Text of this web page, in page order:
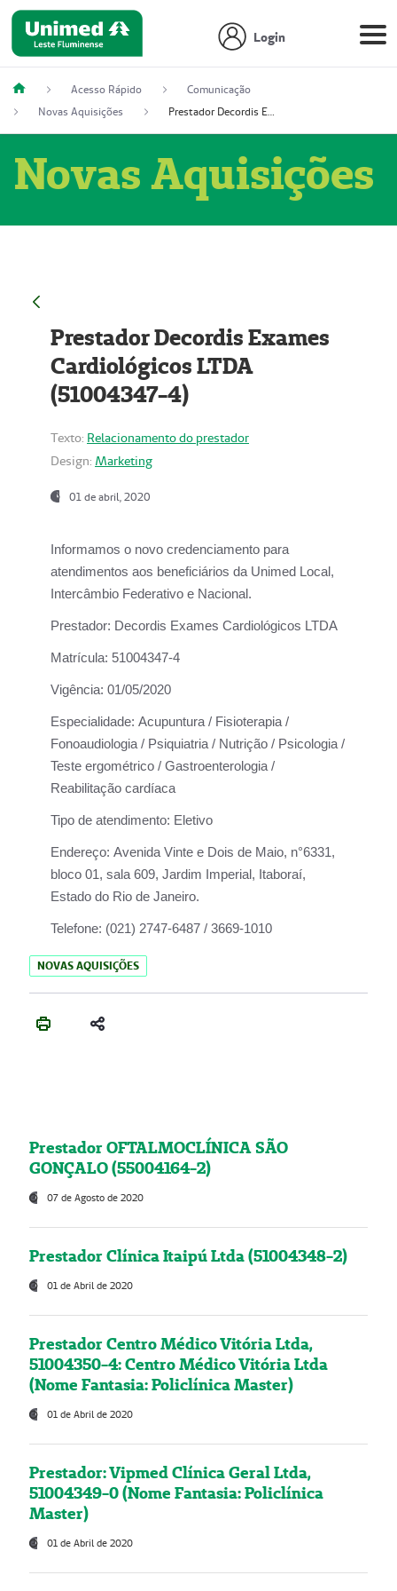
Login
Acesso Rápido
Comunicação
Novas Aquisições
Prestador Decordis Exames Cardiológicos LTDA (51004347-4)
Novas Aquisições
Prestador Decordis Exames
Cardiológicos LTDA
(51004347-4)
Texto: Relacionamento do prestador
Design: Marketing
01 de abril, 2020
Informamos o novo credenciamento para
atendimentos aos beneficiários da Unimed Local,
Intercâmbio Federativo e Nacional.
Prestador: Decordis Exames Cardiológicos LTDA
Matrícula: 51004347-4
Vigência: 01/05/2020
Especialidade: Acupuntura / Fisioterapia /
Fonoaudiologia / Psiquiatria / Nutrição / Psicologia /
Teste ergométrico / Gastroenterologia /
Reabilitação cardíaca
Tipo de atendimento: Eletivo
Endereço: Avenida Vinte e Dois de Maio, n°6331,
bloco 01, sala 609, Jardim Imperial, Itaboraí,
Estado do Rio de Janeiro.
Telefone: (021) 2747-6487 / 3669-1010
NOVAS AQUISIÇÕES
Prestador OFTALMOCLÍNICA SÃO
GONÇALO (55004164-2)
07 de Agosto de 2020
Prestador Clínica Itaipú Ltda (51004348-2)
01 de Abril de 2020
Prestador Centro Médico Vitória Ltda,
51004350-4: Centro Médico Vitória Ltda
(Nome Fantasia: Policlínica Master)
01 de Abril de 2020
Prestador: Vipmed Clínica Geral Ltda,
51004349-0 (Nome Fantasia: Policlínica
Master)
01 de Abril de 2020